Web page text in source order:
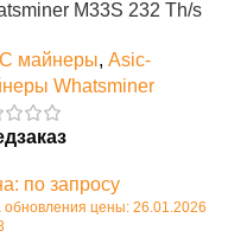
M33S 232 Th/s
майнеры, Asic-
Whatsminer
по запросу
обновления цены: 26.01.2026